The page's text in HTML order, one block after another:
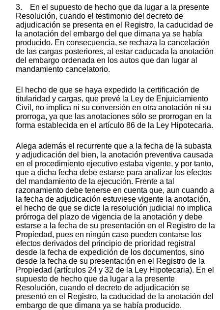
3. En el supuesto de hecho que da lugar a la presente
Resolución, cuando el testimonio del decreto de
adjudicación se presenta en el Registro, la caducidad de
la anotación del embargo del que dimana ya se había
producido. En consecuencia, se rechaza la cancelación
de las cargas posteriores, al estar caducada la anotación
del embargo ordenada en los autos que dan lugar al
mandamiento cancelatorio.
El hecho de que se haya expedido la certificación de
titularidad y cargas, que prevé la Ley de Enjuiciamiento
Civil, no implica ni su conversión en otra anotación ni su
prorroga, ya que las anotaciones sólo se prorrogan en la
forma establecida en el artículo 86 de la Ley Hipotecaria.
Alega además el recurrente que a la fecha de la subasta
y adjudicación del bien, la anotación preventiva causada
en el procedimiento ejecutivo estaba vigente, y por tanto,
que a dicha fecha debe estarse para analizar los efectos
del mandamiento de la ejecución. Frente a tal
razonamiento debe tenerse en cuenta que, aun cuando a
la fecha de adjudicación estuviese vigente la anotación,
el hecho de que se dicte la resolución judicial no implica
prórroga del plazo de vigencia de la anotación y debe
estarse a la fecha de su presentación en el Registro de la
Propiedad, pues en ningún caso pueden contarse los
efectos derivados del principio de prioridad registral
desde la fecha de expedición de los documentos, sino
desde la fecha de su presentación en el Registro de la
Propiedad (artículos 24 y 32 de la Ley Hipotecaria). En el
supuesto de hecho que da lugar a la presente
Resolución, cuando el decreto de adjudicación se
presentó en el Registro, la caducidad de la anotación del
embargo de que dimana ya se había producido.